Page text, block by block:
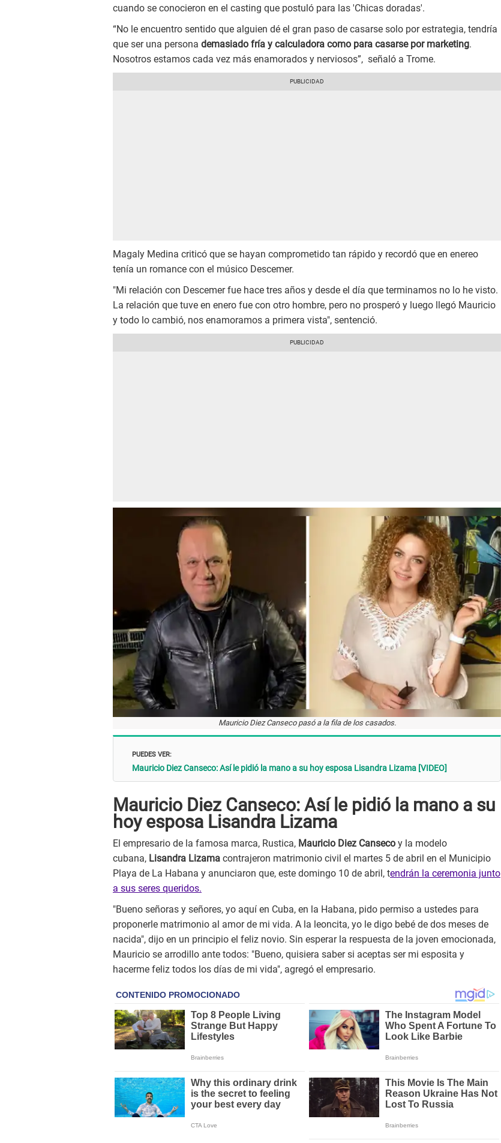
cuando se conocieron en el casting que postuló para las 'Chicas doradas'.
“No le encuentro sentido que alguien dé el gran paso de casarse solo por estrategia, tendría
que ser una persona demasiado fría y calculadora como para casarse por marketing.
Nosotros estamos cada vez más enamorados y nerviosos”, señaló a Trome.
Magaly Medina criticó que se hayan comprometido tan rápido y recordó que en enereo
tenía un romance con el músico Descemer.
"Mi relación con Descemer fue hace tres años y desde el día que terminamos no lo he visto.
La relación que tuve en enero fue con otro hombre, pero no prosperó y luego llegó Mauricio
y todo lo cambió, nos enamoramos a primera vista", sentenció.
Mauricio Diez Canseco pasó a la fila de los casados.
PUEDES VER:
Mauricio Diez Canseco: Así le pidió la mano a su hoy esposa Lisandra Lizama [VIDEO]
Mauricio Diez Canseco: Así le pidió la mano a su
hoy esposa Lisandra Lizama
El empresario de la famosa marca, Rustica, Mauricio Diez Canseco y la modelo
cubana, Lisandra Lizama contrajeron matrimonio civil el martes 5 de abril en el Municipio
Playa de La Habana y anunciaron que, este domingo 10 de abril, tendrán la ceremonia junto
a sus seres queridos.
"Bueno señoras y señores, yo aquí en Cuba, en la Habana, pido permiso a ustedes para
proponerle matrimonio al amor de mi vida. A la leoncita, yo le digo bebé de dos meses de
nacida", dijo en un principio el feliz novio. Sin esperar la respuesta de la joven emocionada,
Mauricio se arrodillo ante todos: "Bueno, quisiera saber si aceptas ser mi esposita y
hacerme feliz todos los días de mi vida", agregó el empresario.